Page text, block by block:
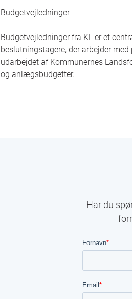
Budgetvejledninger
Budgetvejledninger fra KL er et
beslutningstagere, der arbejder
udarbejdet af Kommunernes
og anlægsbudgetter.
Har du